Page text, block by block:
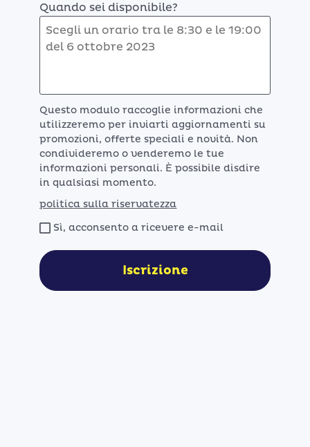
Quando sei disponibile?
Questo modulo raccoglie informazioni che
utilizzeremo per inviarti aggiornamenti su
promozioni, offerte speciali e novità. Non
condivideremo o venderemo le tue
informazioni personali. È possibile disdire
in qualsiasi momento.
politica sulla riservatezza
Sì, acconsento a ricevere e-mail
Iscrizione